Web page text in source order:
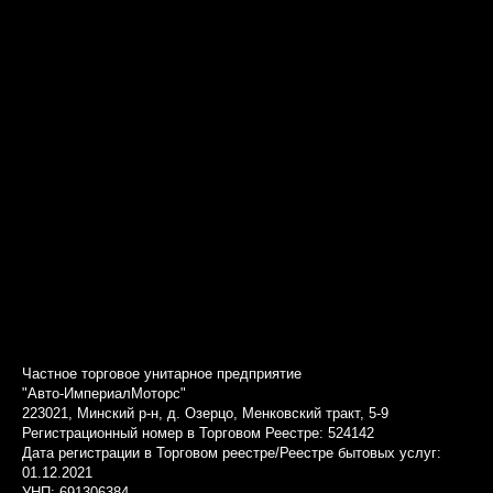
Частное торговое унитарное предприятие
"Авто-ИмпериалМоторс"
223021, Минский р-н, д. Озерцо, Менковский тракт, 5-9
Регистрационный номер в Торговом Реестре: 524142
Дата регистрации в Торговом реестре/Реестре бытовых услуг:
01.12.2021